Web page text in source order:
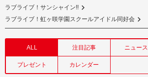
ラブライブ！サンシャイン!!
ラブライブ！虹ヶ咲学園スクールアイドル同好会
ALL 注目記事 ニュース
プレゼント カレンダー